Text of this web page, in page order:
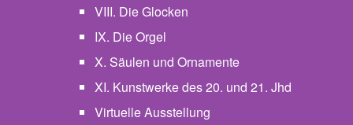
VIII. Die Glocken
IX. Die Orgel
X. Säulen und Ornamente
XI. Kunstwerke des 20. und 21. Jhd
Virtuelle Ausstellung